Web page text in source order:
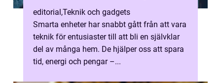
editorial,Teknik och gadgets
Smarta enheter har snabbt gått från att vara
teknik för entusiaster till att bli en självklar
del av många hem. De hjälper oss att spara
tid, energi och pengar –...